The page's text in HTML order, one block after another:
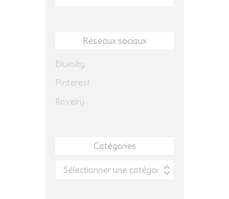
Réseaux sociaux
Bluesky
Pinterest
Ravelry
Catégories
Catégories